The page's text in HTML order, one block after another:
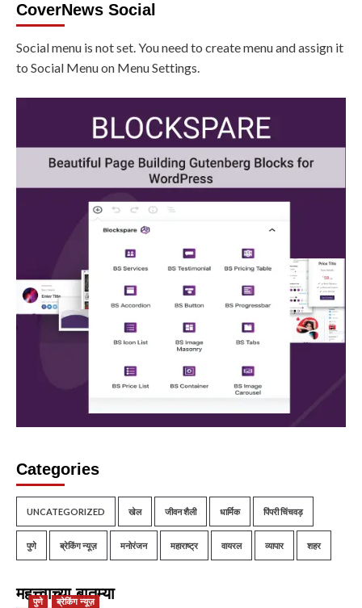
CoverNews Social
Social menu is not set. You need to create menu and assign it
to Social Menu on Menu Settings.
Categories
UNCATEGORIZED खेल जीवन शैली धार्मिक पिंपरी चिंचवड़
पुणे ब्रेकिंग न्यूज़ मनोरंजन महाराष्ट्र वायरल व्यापार शहर
महत्त्वाच्या बातम्या
पुणे ब्रेकिंग न्यूज़